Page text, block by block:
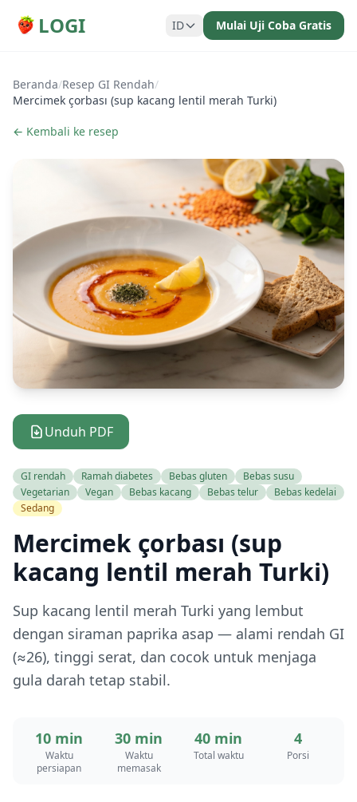
LOGI ID Mulai Uji Coba Gratis
Beranda/Resep GI Rendah/
Mercimek çorbası (sup kacang lentil merah Turki)
← Kembali ke resep
Unduh PDF
GI rendah Ramah diabetes Bebas gluten
Bebas susu
Vegetarian
Vegan Bebas kacang Bebas telur
Bebas kedelai
Sedang
Mercimek çorbası (sup
kacang lentil merah Turki)
Sup kacang lentil merah Turki yang lembut
dengan siraman paprika asap — alami rendah GI
(≈26), tinggi serat, dan cocok untuk menjaga
gula darah tetap stabil.
10 min
Waktu
persiapan
30 min
Waktu
memasak
40 min
Total waktu
4
Porsi